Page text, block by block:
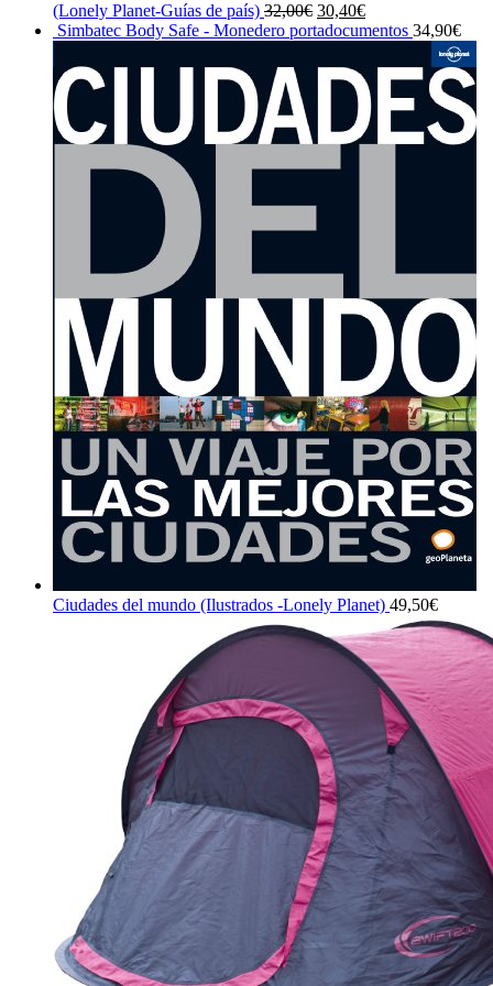
(Lonely Planet-Guías de país) 32,00€ El
precio
era:
32,00€.
30,40€El
precio
es:
30,40€.
Simbatec Body Safe - Monedero portadocumentos 34,90€
Ciudades del mundo (Ilustrados -Lonely Planet) 49,50€